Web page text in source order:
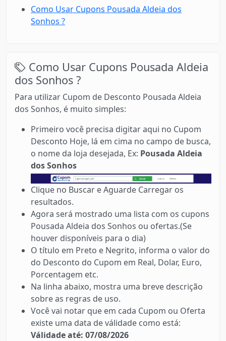
Como Usar Cupons Pousada Aldeia dos
Sonhos ?
Como Usar Cupons Pousada Aldeia
dos Sonhos ?
Para utilizar Cupom de Desconto Pousada Aldeia
dos Sonhos, é muito simples:
Primeiro você precisa digitar aqui no Cupom
Desconto Hoje, lá em cima no campo de busca,
o nome da loja desejada, Ex: Pousada Aldeia
dos Sonhos
Clique no Buscar e Aguarde Carregar os
resultados.
Agora será mostrado uma lista com os cupons
Pousada Aldeia dos Sonhos ou ofertas.(Se
houver disponíveis para o dia)
O título em Preto e Negrito, informa o valor do
do Desconto do Cupom em Real, Dolar, Euro,
Porcentagem etc.
Na linha abaixo, mostra uma breve descrição
sobre as regras de uso.
Você vai notar que em cada Cupom ou Oferta
existe uma data de válidade como está:
Válidade até: 07/08/2026